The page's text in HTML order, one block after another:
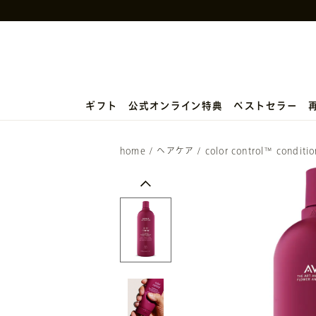
ギフト 公式オンライン特典 ベストセラー
home / ヘアケア / color control™